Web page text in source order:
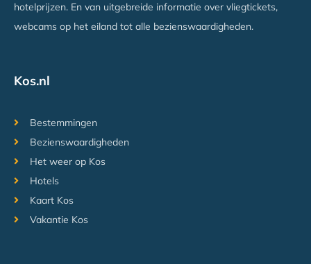
hotelprijzen. En van uitgebreide informatie over vliegtickets,
webcams op het eiland tot alle bezienswaardigheden.
Kos.nl
Bestemmingen
Bezienswaardigheden
Het weer op Kos
Hotels
Kaart Kos
Vakantie Kos